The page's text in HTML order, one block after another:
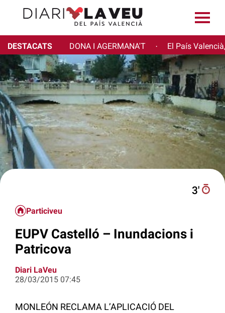
DESTACATS DONA I AGERMANA'T · El País
3′
Particiveu
EUPV Castelló – Inundacions i
Patricova
Diari LaVeu
28/03/2015 07:45
MONLEÓN RECLAMA L’APLICACIÓ DEL